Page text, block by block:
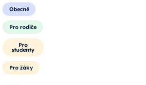
Obecné
Pro rodiče
Pro
studenty
Pro žáky